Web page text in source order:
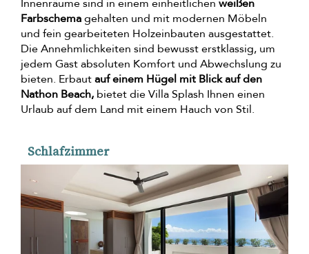
Innenräume sind in einem einheitlichen weißen
Farbschemagehalten und mit modernen Möbeln
und fein gearbeiteten Holzeinbauten ausgestattet.
Die Annehmlichkeiten sind bewusst erstklassig, um
jedem Gast absoluten Komfort und Abwechslung zu
bieten. Erbautauf einem Hügel mit Blick auf den
Nathon Beach, bietet die Villa Splash Ihnen einen
Urlaub auf dem Land mit einem Hauch von Stil.
Schlafzimmer